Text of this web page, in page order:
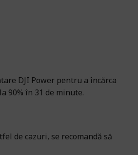
DJI Power pentru a încărca
90% în 31 de minute.
de cazuri, se recomandă să